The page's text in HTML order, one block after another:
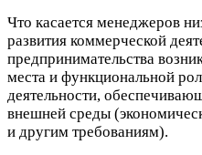
Что касается менеджеров
развития коммерческой
предпринимательства
места и функциональной
деятельности,
внешней среды
и другим требованиям).